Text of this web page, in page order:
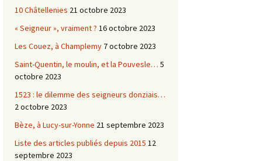
10 Châtellenies 21 octobre 2023
« Seigneur », vraiment ? 16 octobre 2023
Les Couez, à Champlemy 7 octobre 2023
Saint-Quentin, le moulin, et la Pouvesle… 5
octobre 2023
1523 : le dilemme des seigneurs donziais…
2 octobre 2023
Bèze, à Lucy-sur-Yonne 21 septembre 2023
Liste des articles publiés depuis 2015 12
septembre 2023